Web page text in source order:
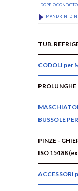
- DOPPIO CONTATTO
MANDRINI DIN
TUB.
CODOLI per
BUSSOLE
PINZE -
ISO 15488
ACCESSORI